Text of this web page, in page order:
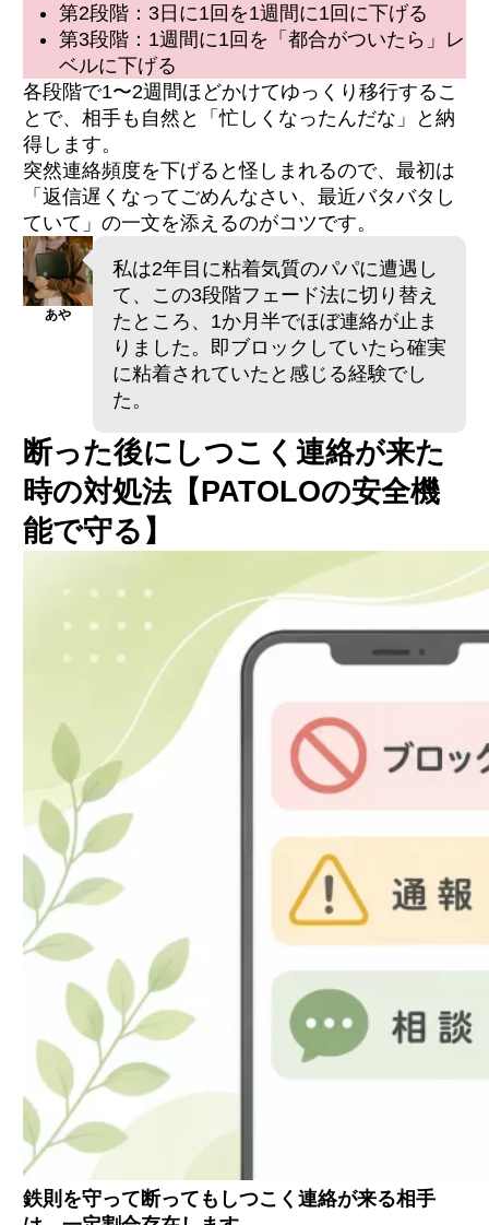
第2段階：3日に1回を1週間に1回に下げる
第3段階：1週間に1回を「都合がついたら」レ
ベルに下げる
各段階で1〜2週間ほどかけてゆっくり移行するこ
とで、相手も自然と「忙しくなったんだな」と納
得します。
突然連絡頻度を下げると怪しまれるので、最初は
「返信遅くなってごめんなさい、最近バタバタし
ていて」の一文を添えるのがコツです。
あや
私は2年目に粘着気質のパパに遭遇し
て、この3段階フェード法に切り替え
たところ、1か月半でほぼ連絡が止ま
りました。即ブロックしていたら確実
に粘着されていたと感じる経験でし
た。
断った後にしつこく連絡が来た
時の対処法【PATOLOの安全機
能で守る】
鉄則を守って断ってもしつこく連絡が来る相手